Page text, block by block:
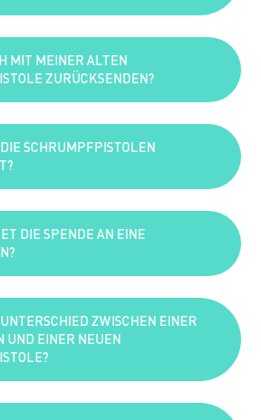
Kunden die Möglichkeit, ihre
während verschlissene
den Umweltvorschriften
MIT MEINER ALTEN
ZURÜCKSENDEN?
Schrumpfpistole inklusive
SCHRUMPFPISTOLEN
werden direkt in den
DIE SPENDE AN EINE
im Wert von
eine Spende in Höhe von 100 €
leisten “The Ocean
ZWISCHEN EINER
UND EINER NEUEN